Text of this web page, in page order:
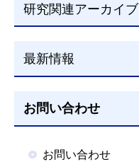
研究関連アーカイブ
最新情報
お問い合わせ
お問い合わせ